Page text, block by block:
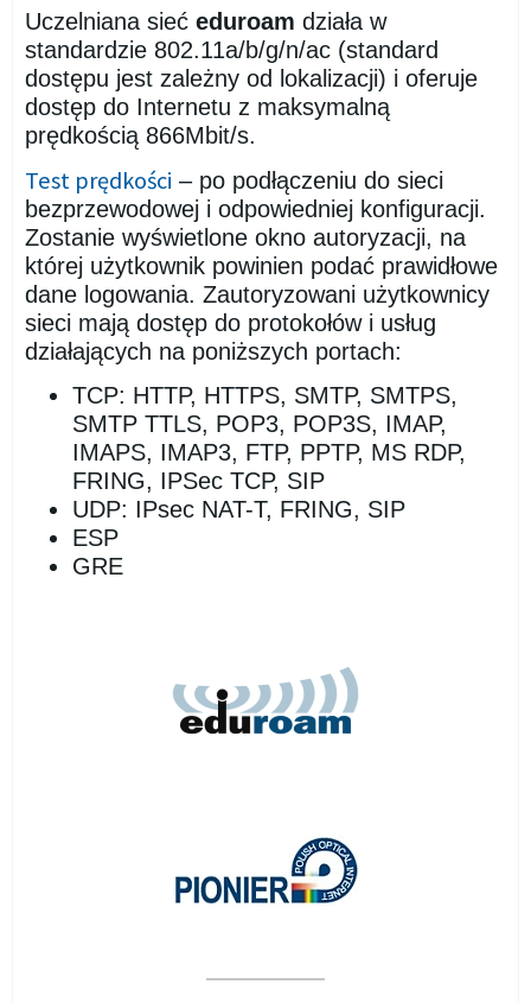
Uczelniana sieć eduroam działa w
standardzie 802.11a/b/g/n/ac (standard
dostępu jest zależny od lokalizacji) i oferuje
dostęp do Internetu z maksymalną
prędkością 866Mbit/s.
Test prędkości – po podłączeniu do sieci
bezprzewodowej i odpowiedniej konfiguracji.
Zostanie wyświetlone okno autoryzacji, na
której użytkownik powinien podać prawidłowe
dane logowania. Zautoryzowani użytkownicy
sieci mają dostęp do protokołów i usług
działających na poniższych portach:
TCP: HTTP, HTTPS, SMTP, SMTPS,
SMTP TTLS, POP3, POP3S, IMAP,
IMAPS, IMAP3, FTP, PPTP, MS RDP,
FRING, IPSec TCP, SIP
UDP: IPsec NAT-T, FRING, SIP
ESP
GRE